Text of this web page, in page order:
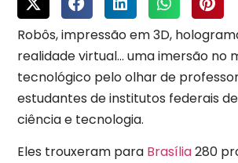
Robôs, impressão em 3D,
realidade virtual… uma imersão no
tecnológico pelo olhar de
estudantes de institutos federais
ciência e tecnologia.
Eles trouxeram para Brasília280